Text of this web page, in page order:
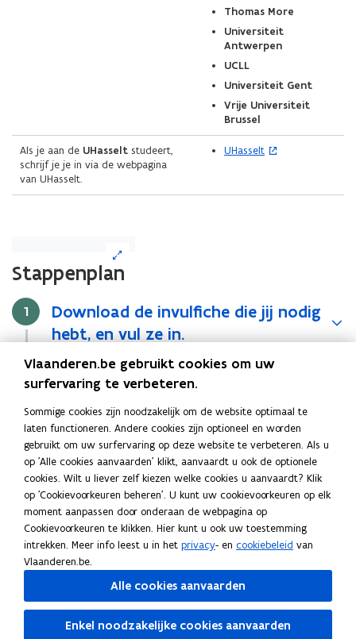
de
afbeelding
voor
een
vergrote
weergave)
Thomas More
Universiteit
Antwerpen
UCLL
Universiteit Gent
Vrije Universiteit
Brussel
Als je aan de UHasselt studeert,
schrijf je je in via de webpagina
van UHasselt.
UHasselt
(
e
u
w
n
e
r
)
Stappenplan
Stap
1
Download de invulfiche die jij nodig
hebt, en vul ze in.
Stap
2
Zet alle bestanden klaar om op te
laden bij het inschrijfformulier
Stap
3
Ga naar het online
inschrijfformulier en vul het in.
Stap
4 Klik op de knop 'verzenden'.
Lees deze pagina in: English
Deel deze pagina
Vlaanderen.be gebruikt cookies om uw
surfervaring te verbeteren.
Sommige cookies zijn noodzakelijk om de website optimaal te
laten functioneren. Andere cookies zijn optioneel en worden
gebruikt om uw surfervaring op deze website te verbeteren. Als u
op 'Alle cookies aanvaarden' klikt, aanvaardt u ook de optionele
cookies. Wilt u liever zelf kiezen welke cookies u aanvaardt? Klik
op 'Cookievoorkeuren beheren'. U kunt uw cookievoorkeuren op elk
moment aanpassen door onderaan de webpagina op
Cookievoorkeuren te klikken. Hier kunt u ook uw toestemming
intrekken. Meer info leest u in het privacy- en cookiebeleid van
Vlaanderen.be.
Alle cookies aanvaarden
Enkel noodzakelijke cookies aanvaarden